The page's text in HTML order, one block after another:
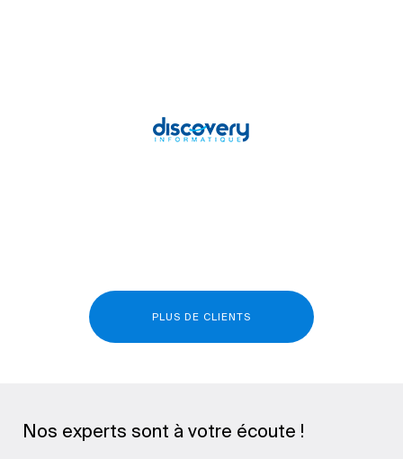
PLUS DE CLIENTS
Nos experts sont à votre écoute !